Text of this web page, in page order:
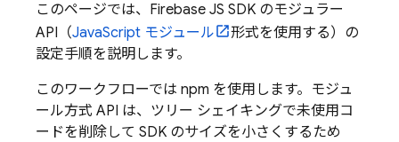
このページでは、Firebase JS SDK のモジュラー
API（JavaScript モジュール
形式を使用する）の
設定手順を説明します。
このワークフローでは npm を使用します。モジュ
ール方式 API は、ツリー シェイキングで未使用コ
ードを削除して SDK のサイズを小さくするため